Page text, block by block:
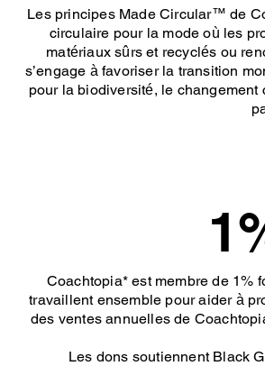
Les principes Made Circular™ de
circulaire pour la mode où les
matériaux sûrs et recyclés ou
s’engage à favoriser la transition
pour la biodiversité, le
Coachtopia* est membre de 1%
travaillent ensemble pour aider à
des ventes annuelles de
Les dons soutiennent Black